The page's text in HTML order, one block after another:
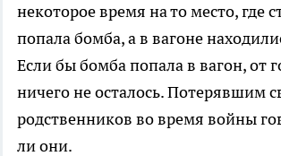
некоторое время на то место, где
попала бомба, а в вагоне
Если бы бомба попала в вагон, от
ничего не осталось. Потерявшим
родственников во время войны
ли они.